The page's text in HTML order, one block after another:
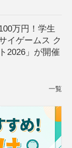
万円！学生
イゲームス ク
2026」が開催
一覧